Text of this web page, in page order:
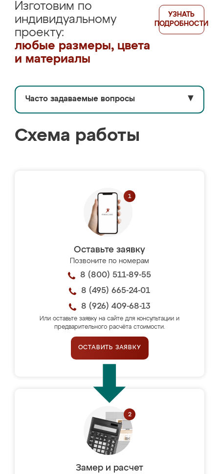
Изготовим по
индивидуальному
проекту:
любые размеры, цвета
и материалы
УЗНАТЬ
ПОДРОБНОСТИ
Часто задаваемые вопросы ▼
Схема работы
Оставьте заявку
Позвоните по номерам
8 (800) 511-89-55
8 (495) 665-24-01
8 (926) 409-68-13
Или оставьте заявку на сайте для консультации и
предварительного расчёта стоимости.
ОСТАВИТЬ ЗАЯВКУ
Замер и расчет